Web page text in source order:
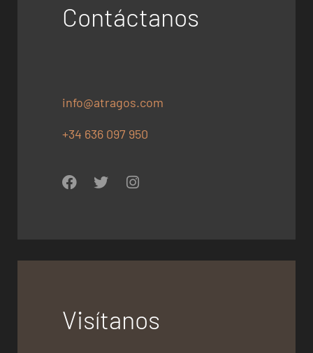
Contáctanos
info@atragos.com
+34 636 097 950
Visítanos